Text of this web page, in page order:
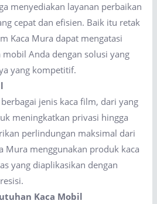
menyediakan layanan perbaikan
cepat dan efisien. Baik itu retak
Kaca Mura dapat mengatasi
mobil Anda dengan solusi yang
yang kompetitif.
jenis kaca film, dari yang
meningkatkan privasi hingga
perlindungan maksimal dari
Mura menggunakan produk kaca
yang diaplikasikan dengan
Kaca Mobil